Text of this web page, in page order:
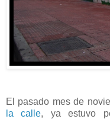
El pasado mes de
la calle, ya estuvo